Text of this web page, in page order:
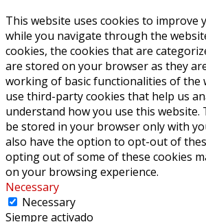
This website uses cookies to improve
while you navigate through the
cookies, the cookies that are
are stored on your browser as they
working of basic functionalities of the
use third-party cookies that help us
understand how you use this website.
be stored in your browser only with
also have the option to opt-out of
opting out of some of these cookies
on your browsing experience.
Necessary
Necessary
Siempre activado